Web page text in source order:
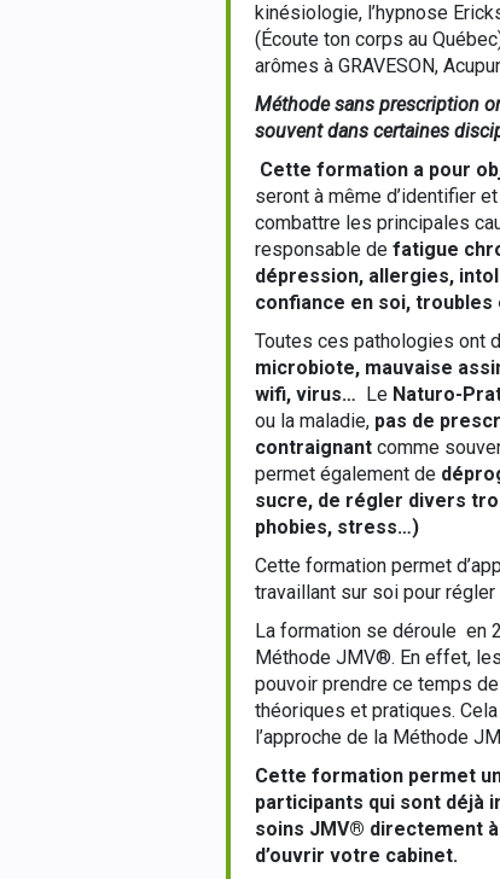
kinésiologie, l’hypnose
(Écoute ton corps au
arômes à GRAVESON,
Méthode sans prescription
souvent dans certaines
Cette formation a pour
seront à même d’identifier
combattre les principales
responsable de fatigue
dépression, allergies,
confiance en soi,
Toutes ces pathologies ont
microbiote, mauvaise
wifi, virus… Le Naturo-
ou la maladie, pas de
contraignant comme
permet également de
sucre, de régler divers
phobies, stress…)
Cette formation permet
travaillant sur soi pour
La formation se déroule en
Méthode JMV®. En effet,
pouvoir prendre ce temps
théoriques et pratiques.
l’approche de la Méthode
Cette formation permet
participants qui sont déjà
soins JMV® directement
d’ouvrir votre cabinet.